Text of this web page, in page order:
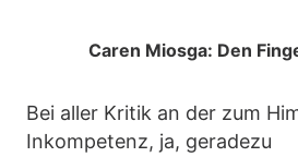
Caren Miosga: Den
Bei aller Kritik an der zum
Inkompetenz, ja, geradezu